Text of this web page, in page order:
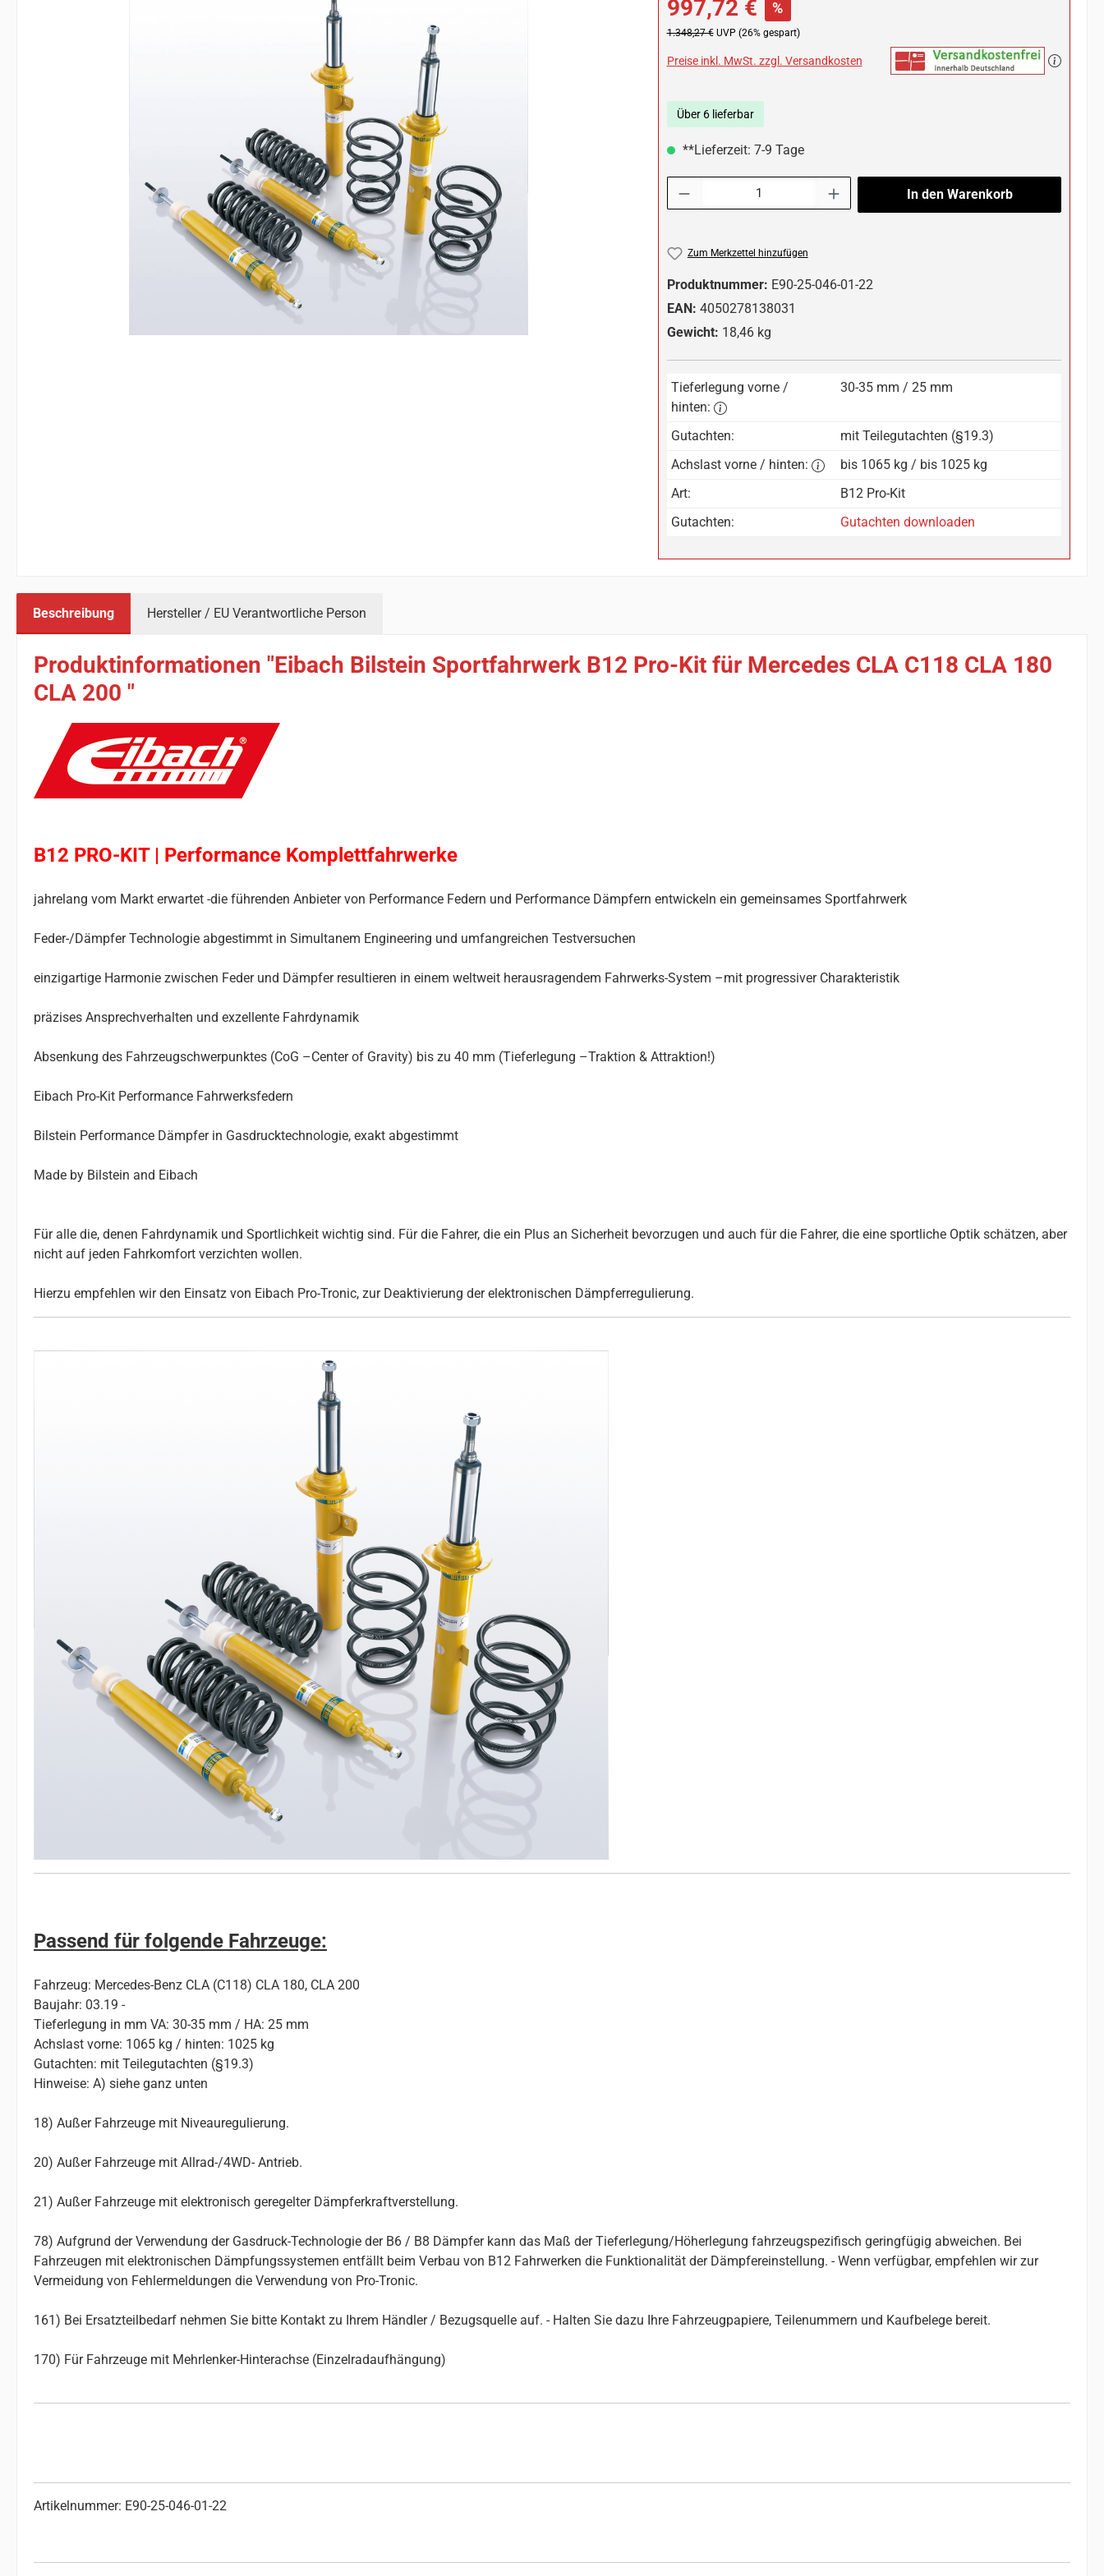
997,72 € %
Regulärer Preis:
1.348,27 € UVP (26% gespart)
Preise inkl. MwSt. zzgl. Versandkosten
Über 6 lieferbar
**Lieferzeit: 7-9 Tage
In den Warenkorb
Zum Merkzettel hinzufügen
Produktnummer: E90-25-046-01-22
EAN: 4050278138031
Gewicht: 18,46 kg
Tieferlegung vorne /
hinten:
30-35 mm / 25 mm
Gutachten:
mit Teilegutachten (§19.3)
Achslast vorne / hinten:
bis 1065 kg / bis 1025 kg
Art:
B12 Pro-Kit
Gutachten:
Gutachten downloaden
Beschreibung Hersteller / EU Verantwortliche Person
Produktinformationen "Eibach Bilstein Sportfahrwerk B12 Pro-Kit für Mercedes CLA C118 CLA 180
CLA 200 "
B12 PRO-KIT | Performance Komplettfahrwerke
jahrelang vom Markt erwartet -die führenden Anbieter von Performance Federn und Performance Dämpfern entwickeln ein gemeinsames Sportfahrwerk
Feder-/Dämpfer Technologie abgestimmt in Simultanem Engineering und umfangreichen Testversuchen
einzigartige Harmonie zwischen Feder und Dämpfer resultieren in einem weltweit herausragendem Fahrwerks-System –mit progressiver Charakteristik
präzises Ansprechverhalten und exzellente Fahrdynamik
Absenkung des Fahrzeugschwerpunktes (CoG –Center of Gravity) bis zu 40 mm (Tieferlegung –Traktion & Attraktion!)
Eibach Pro-Kit Performance Fahrwerksfedern
Bilstein Performance Dämpfer in Gasdrucktechnologie, exakt abgestimmt
Made by Bilstein and Eibach
Für alle die, denen Fahrdynamik und Sportlichkeit wichtig sind. Für die Fahrer, die ein Plus an Sicherheit bevorzugen und auch für die Fahrer, die eine sportliche Optik schätzen, aber
nicht auf jeden Fahrkomfort verzichten wollen.
Hierzu empfehlen wir den Einsatz von Eibach Pro-Tronic, zur Deaktivierung der elektronischen Dämpferregulierung.
Passend für folgende Fahrzeuge:
Fahrzeug: Mercedes-Benz CLA (C118) CLA 180, CLA 200
Baujahr: 03.19 -
Tieferlegung in mm VA: 30-35 mm / HA: 25 mm
Achslast vorne: 1065 kg / hinten: 1025 kg
Gutachten: mit Teilegutachten (§19.3)
Hinweise: A) siehe ganz unten
18) Außer Fahrzeuge mit Niveauregulierung.
20) Außer Fahrzeuge mit Allrad-/4WD- Antrieb.
21) Außer Fahrzeuge mit elektronisch geregelter Dämpferkraftverstellung.
78) Aufgrund der Verwendung der Gasdruck-Technologie der B6 / B8 Dämpfer kann das Maß der Tieferlegung/Höherlegung fahrzeugspezifisch geringfügig abweichen. Bei
Fahrzeugen mit elektronischen Dämpfungssystemen entfällt beim Verbau von B12 Fahrwerken die Funktionalität der Dämpfereinstellung. - Wenn verfügbar, empfehlen wir zur
Vermeidung von Fehlermeldungen die Verwendung von Pro-Tronic.
161) Bei Ersatzteilbedarf nehmen Sie bitte Kontakt zu Ihrem Händler / Bezugsquelle auf. - Halten Sie dazu Ihre Fahrzeugpapiere, Teilenummern und Kaufbelege bereit.
170) Für Fahrzeuge mit Mehrlenker-Hinterachse (Einzelradaufhängung)
Artikelnummer: E90-25-046-01-22